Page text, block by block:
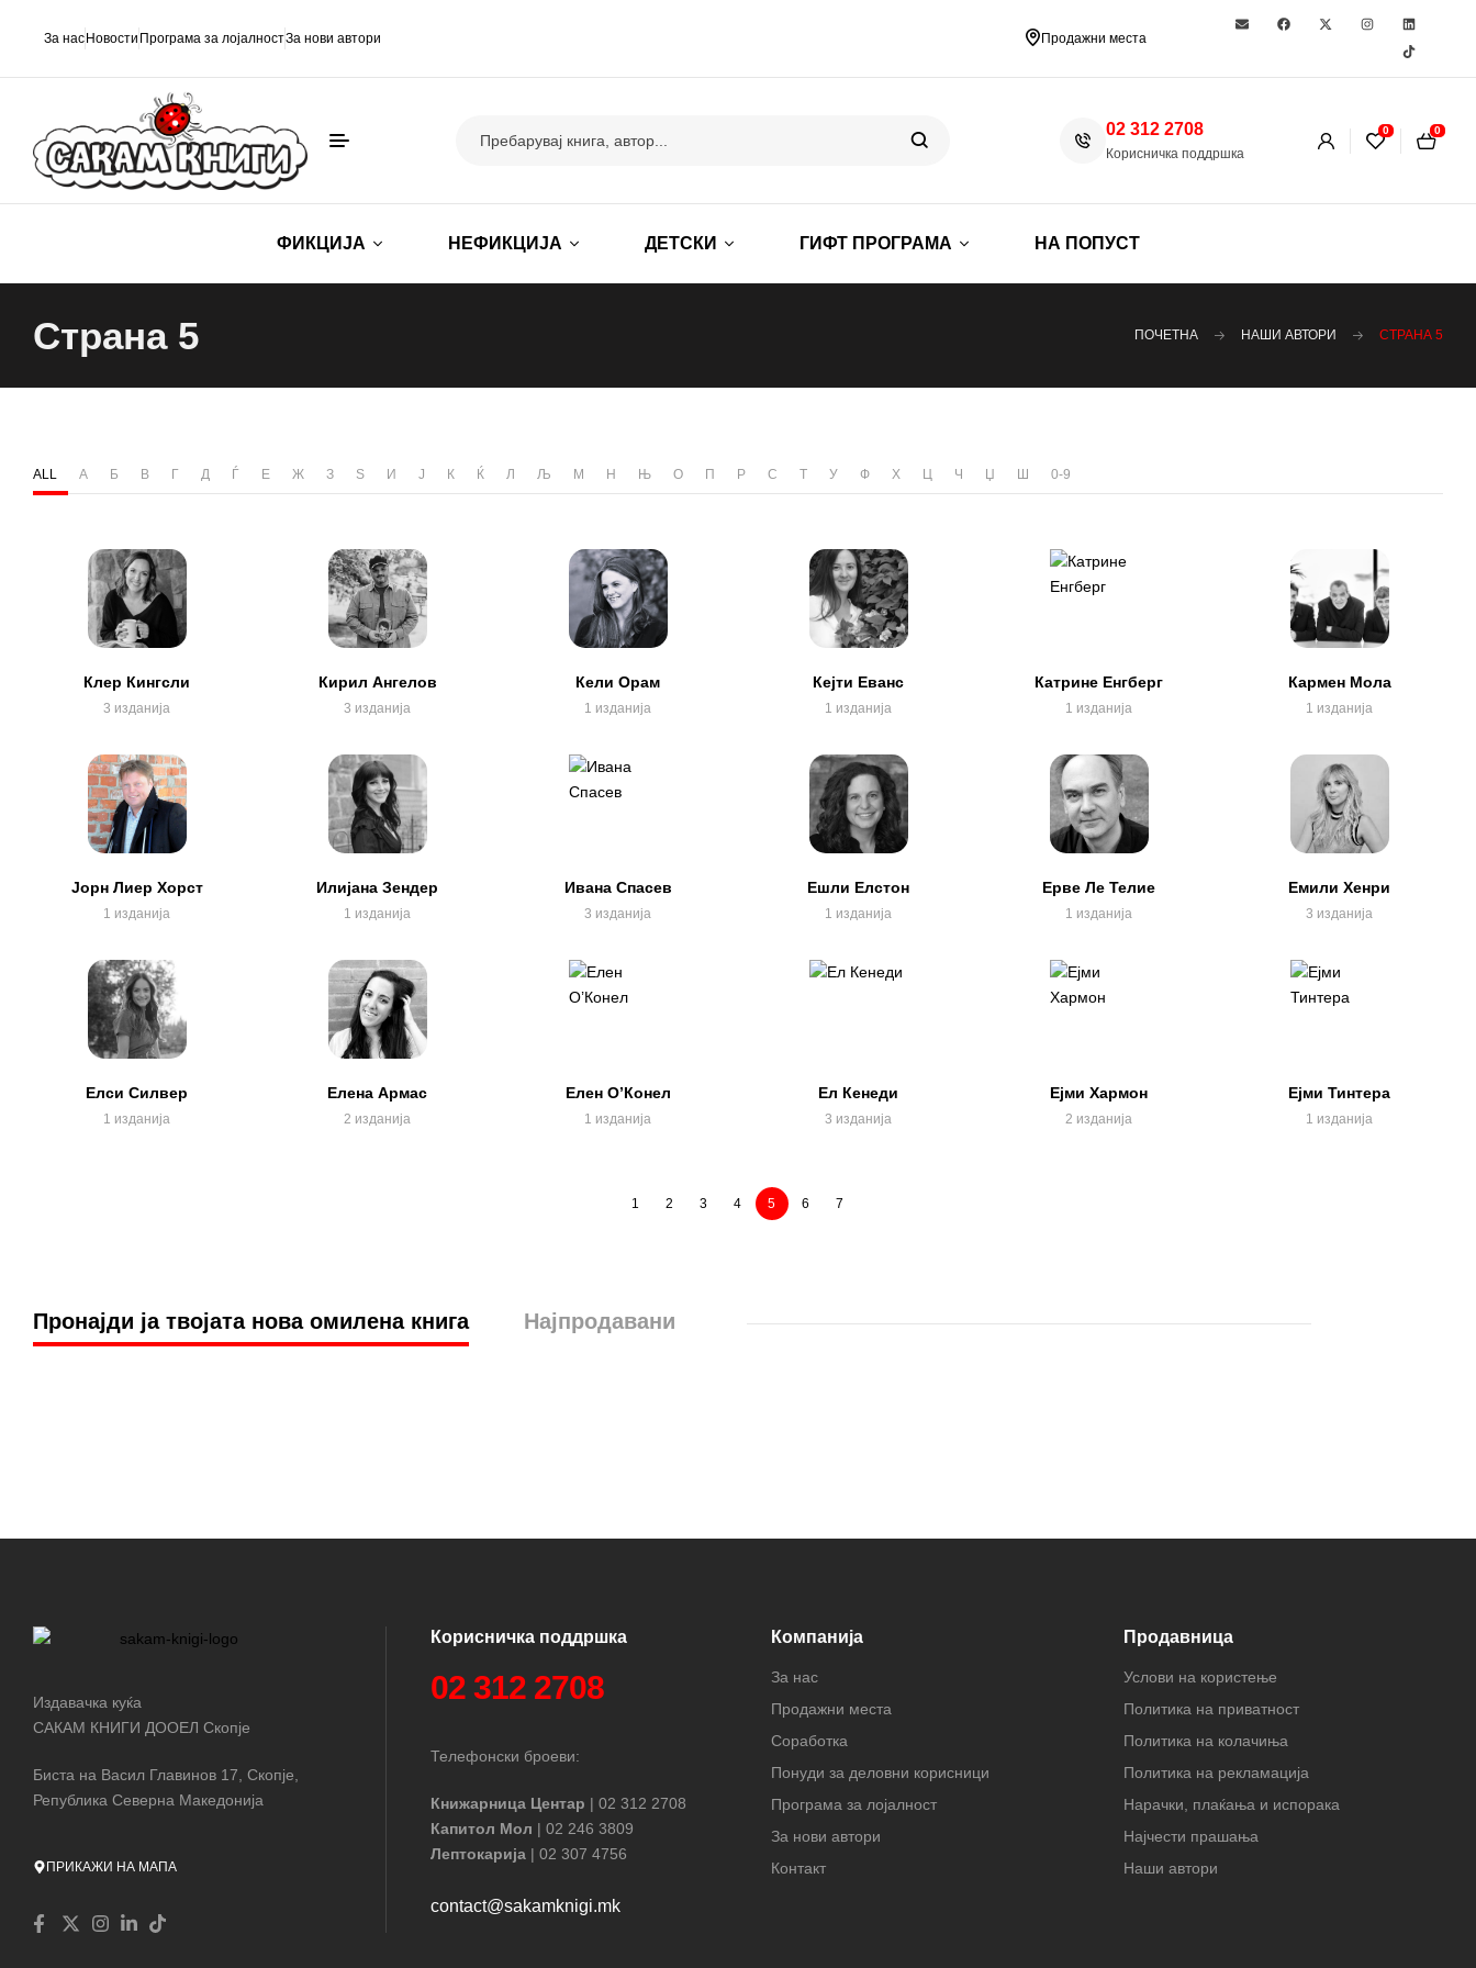
За нас Новости Програма за лојалностЗа нови автори Продажни места
02 312 2708
Корисничка поддршка
0 0
ФИКЦИЈА НЕФИКЦИЈА ДЕТСКИ ГИФТ ПРОГРАМА НА ПОПУСТ
Страна 5 ПОЧЕТНА НАШИ АВТОРИ СТРАНА 5
ALL А Б В Г Д Ѓ Е Ж З Ѕ И Ј К Ќ Л Љ М Н Њ О П Р С Т У Ф Х Ц Ч Џ Ш 0-9
Клер Кингсли
3 изданија
Кирил Ангелов
3 изданија
Кели Орам
1 изданија
Кејти Еванс
1 изданија
Катрине Енгберг
1 изданија
Кармен Мола
1 изданија
Јорн Лиер Хорст
1 изданија
Илијана Зендер
1 изданија
Ивана Спасев
3 изданија
Ешли Елстон
1 изданија
Ерве Ле Телие
1 изданија
Емили Хенри
3 изданија
Елси Силвер
1 изданија
Елена Армас
2 изданија
Елен О’Конел
1 изданија
Ел Кенеди
3 изданија
Ејми Хармон
2 изданија
Ејми Тинтера
1 изданија
1 2 3 4 5 6 7
Пронаjди jа твоjата нова омилена книга Најпродавани
Издавачка куќа
САКАМ КНИГИ ДООЕЛ Скопје
Биста на Васил Главинов 17, Скопје,
Република Северна Македонија
ПРИКАЖИ НА МАПА
Корисничка поддршка
02 312 2708
Телефонски броеви:
Книжарница Центар | 02 312 2708
Капитол Мол | 02 246 3809
Лептокарија | 02 307 4756
contact@sakamknigi.mk
Компанија
За нас
Продажни места
Соработка
Понуди за деловни корисници
Програма за лојалност
За нови автори
Контакт
Продавница
Услови на користење
Политика на приватност
Политика на колачиња
Политика на рекламација
Нарачки, плаќања и испорака
Најчести прашања
Наши автори